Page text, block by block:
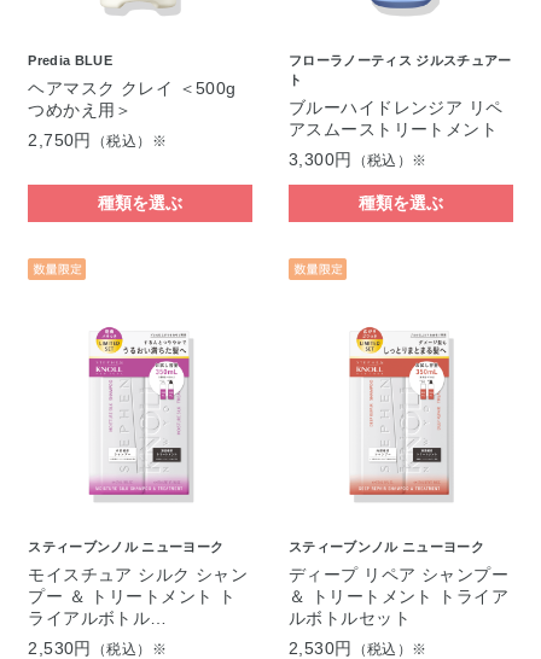
Predia BLUE
ヘアマスク クレイ ＜500g
つめかえ用＞
2,750円
（税込）※
種類を選ぶ
フローラノーティス ジルスチュアー
ト
ブルーハイドレンジア リペ
アスムーストリートメント
3,300円
（税込）※
種類を選ぶ
スティーブンノル ニューヨーク
モイスチュア シルク シャン
プー ＆ トリートメント ト
ライアルボトル…
2,530円
（税込）※
スティーブンノル ニューヨーク
ディープ リペア シャンプー
＆ トリートメント トライア
ルボトルセット
2,530円
（税込）※